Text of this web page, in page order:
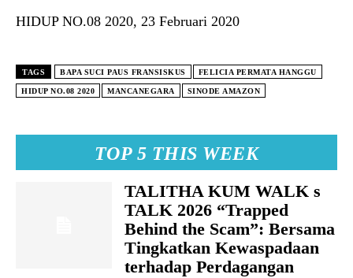
TOP 5 THIS WEEK
TALITHA KUM WALK s
TALK 2026 “Trapped
Behind the Scam”: Bersama
Tingkatkan Kewaspadaan
terhadap Perdagangan
HIDUP NO.08 2020, 23 Februari 2020
TAGS BAPA SUCI PAUS FRANSISKUS FELICIA PERMATA HANGGU
HIDUP NO.08 2020 MANCANEGARA SINODE AMAZON